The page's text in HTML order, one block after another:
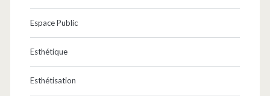
Espace Public
Esthétique
Esthétisation